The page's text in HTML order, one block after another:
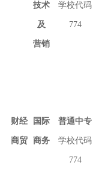
技术
及
营销
学校代码
774
财经
商贸
国际
商务
普通中专
学校代码
774